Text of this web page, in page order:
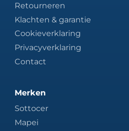
Retourneren
Klachten & garantie
Cookieverklaring
Privacyverklaring
Contact
Merken
Sottocer
Mapei